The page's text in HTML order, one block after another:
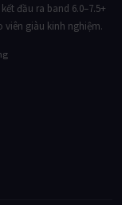
đầu ra band 6.0–7.5+
viên giàu kinh nghiệm.